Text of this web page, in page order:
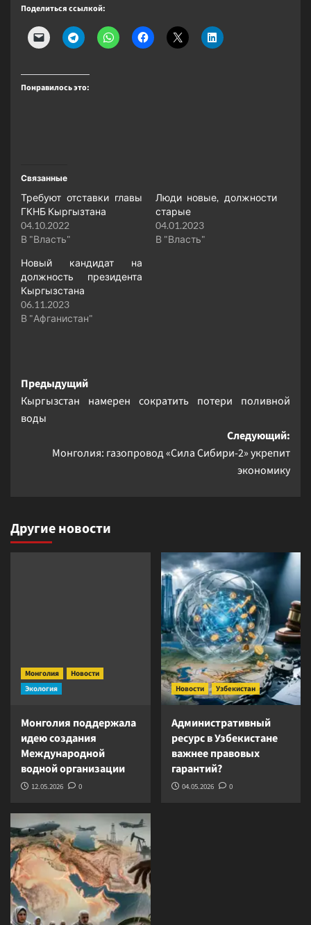
Поделиться ссылкой:
Понравилось это:
Связанные
Требуют отставки главы
ГКНБ Кыргызтана
04.10.2022
В "Власть"
Люди новые, должности
старые
04.01.2023
В "Власть"
​​Новый кандидат на
должность президента
Кыргызстана
06.11.2023
В "Афганистан"
Навигация
записи
Предыдущий
Кыргызстан намерен сократить потери поливной
воды
Следующий:
Монголия: газопровод «Сила Сибири-2» укрепит
экономику
Другие новости
Монголия
Новости
Экология
Монголия поддержала
идею создания
Международной
водной организации
12.05.2026 0
Новости Узбекистан
Административный
ресурс в Узбекистане
важнее правовых
гарантий?
04.05.2026 0